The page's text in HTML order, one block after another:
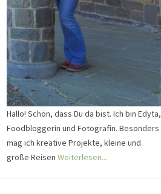
Hallo! Schön, dass Du da bist. Ich bin Edyta,
Foodbloggerin und Fotografin. Besonders
mag ich kreative Projekte, kleine und
große Reisen Weiterlesen...